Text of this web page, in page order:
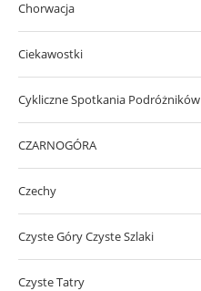
Chorwacja
Ciekawostki
Cykliczne Spotkania Podróżników
CZARNOGÓRA
Czechy
Czyste Góry Czyste Szlaki
Czyste Tatry